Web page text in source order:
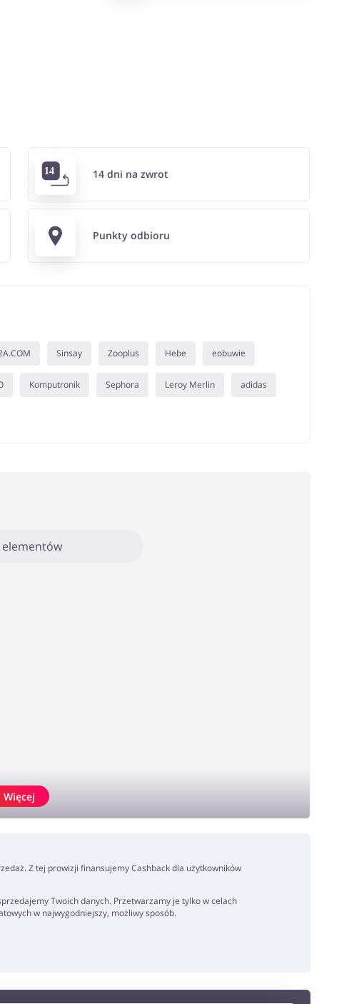
14 dni na zwrot
Punkty odbioru
Sinsay Zooplus Hebe eobuwie
Komputronik Sephora Leroy Merlin adidas
elementów
Więcej
Z tej prowizji finansujemy Cashback dla użytkowników
Twoich danych. Przetwarzamy je tylko w celach
w najwygodniejszy, możliwy sposób.